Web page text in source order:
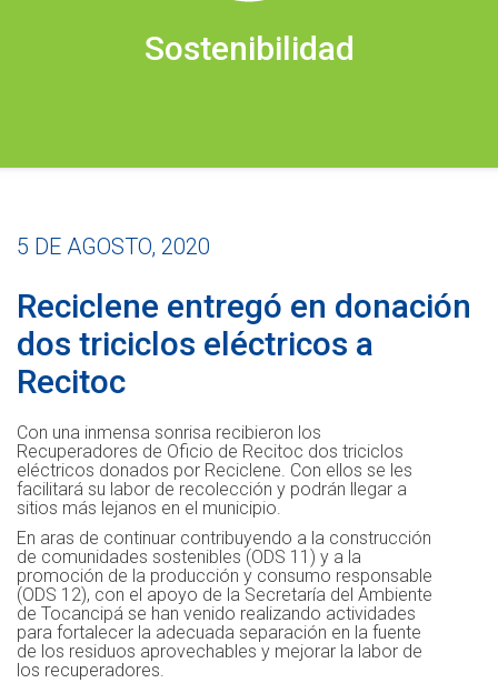
Sostenibilidad
5 DE AGOSTO, 2020
Reciclene entregó en donación
dos triciclos eléctricos a
Recitoc
Con una inmensa sonrisa recibieron los
Recuperadores de Oficio de Recitoc dos triciclos
eléctricos donados por Reciclene. Con ellos se les
facilitará su labor de recolección y podrán llegar a
sitios más lejanos en el municipio.
En aras de continuar contribuyendo a la construcción
de comunidades sostenibles (ODS 11) y a la
promoción de la producción y consumo responsable
(ODS 12), con el apoyo de la Secretaría del Ambiente
de Tocancipá se han venido realizando actividades
para fortalecer la adecuada separación en la fuente
de los residuos aprovechables y mejorar la labor de
los recuperadores.